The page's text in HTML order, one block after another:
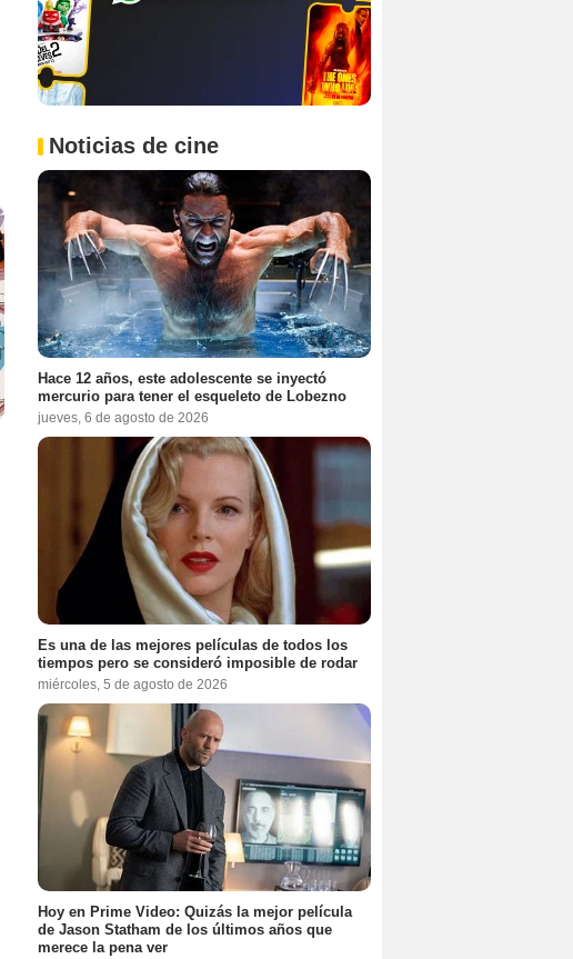
Noticias de cine
Hace 12 años, este adolescente se inyectó
mercurio para tener el esqueleto de Lobezno
jueves, 6 de agosto de 2026
Es una de las mejores películas de todos los
tiempos pero se consideró imposible de rodar
miércoles, 5 de agosto de 2026
Hoy en Prime Video: Quizás la mejor película
de Jason Statham de los últimos años que
merece la pena ver